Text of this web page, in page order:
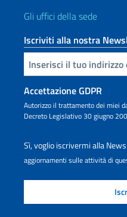
Gli uffici della sede
Iscriviti alla nostra
Inserisci la tua email
Accettazione GDPR
Autorizzo il trattamento dei miei
Decreto Legislativo 30 giugno
Sì, voglio iscrivermi alla
aggiornamenti sulle attività di